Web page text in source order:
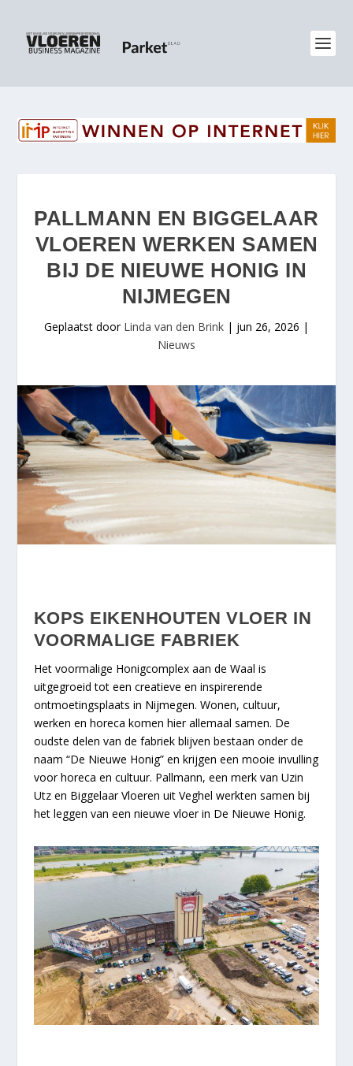
PALLMANN EN BIGGELAAR
VLOEREN WERKEN SAMEN
BIJ DE NIEUWE HONIG IN
NIJMEGEN
Geplaatst door Linda van den Brink | jun 26, 2026 |
Nieuws
KOPS EIKENHOUTEN VLOER IN
VOORMALIGE FABRIEK
Het voormalige Honigcomplex aan de Waal is
uitgegroeid tot een creatieve en inspirerende
ontmoetingsplaats in Nijmegen. Wonen, cultuur,
werken en horeca komen hier allemaal samen. De
oudste delen van de fabriek blijven bestaan onder de
naam “De Nieuwe Honig” en krijgen een mooie invulling
voor horeca en cultuur. Pallmann, een merk van Uzin
Utz en Biggelaar Vloeren uit Veghel werkten samen bij
het leggen van een nieuwe vloer in De Nieuwe Honig.